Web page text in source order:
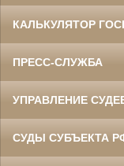
КАЛЬКУЛЯТОР
ПРЕСС-СЛУЖБА
УПРАВЛЕНИЕ
СУДЫ СУБЪЕКТА